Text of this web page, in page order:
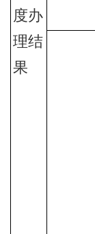
度办
理结
果